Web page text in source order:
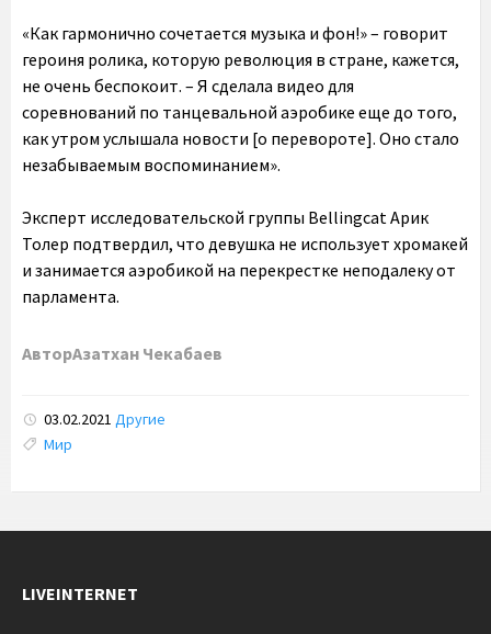
«Как гармонично сочетается музыка и фон!» – говорит
героиня ролика, которую революция в стране, кажется,
не очень беспокоит. – Я сделала видео для
соревнований по танцевальной аэробике еще до того,
как утром услышала новости [о перевороте]. Оно стало
незабываемым воспоминанием».
Эксперт исследовательской группы Bellingcat Арик
Толер подтвердил, что девушка не использует хромакей
и занимается аэробикой на перекрестке неподалеку от
парламента.
АвторАзатхан Чекабаев
03.02.2021 Другие
Tags:
Мир
LIVEINTERNET